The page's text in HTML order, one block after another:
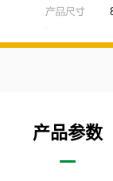
产品参数